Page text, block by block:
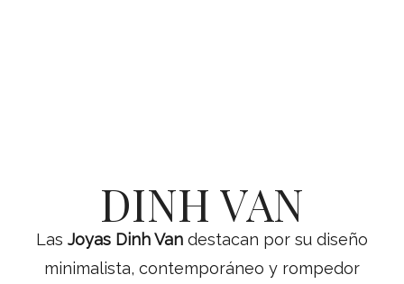
DINH VAN
Las Joyas Dinh Van destacan por su diseño
minimalista, contemporáneo y rompedor